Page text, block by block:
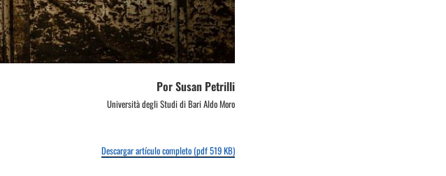
Por Susan Petrilli
Università degli Studi di Bari Aldo Moro
Descargar artículo completo (pdf 519 KB)